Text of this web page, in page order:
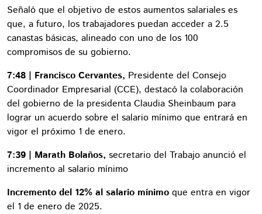
Señaló que el objetivo de estos aumentos salariales es
que, a futuro, los trabajadores puedan acceder a 2.5
canastas básicas, alineado con uno de los 100
compromisos de su gobierno.
7:48 | Francisco Cervantes, Presidente del Consejo
Coordinador Empresarial (CCE), destacó la colaboración
del gobierno de la presidenta Claudia Sheinbaum para
lograr un acuerdo sobre el salario mínimo que entrará en
vigor el próximo 1 de enero.
7:39 | Marath Bolaños, secretario del Trabajo anunció el
incremento al salario mínimo
Incremento del 12% al salario mínimo que entra en vigor
el 1 de enero de 2025.